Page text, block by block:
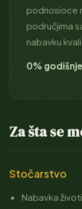
podnosioce
područjima
nabavku
0% godišnje
Za šta se
Stočarstvo
Nabavka